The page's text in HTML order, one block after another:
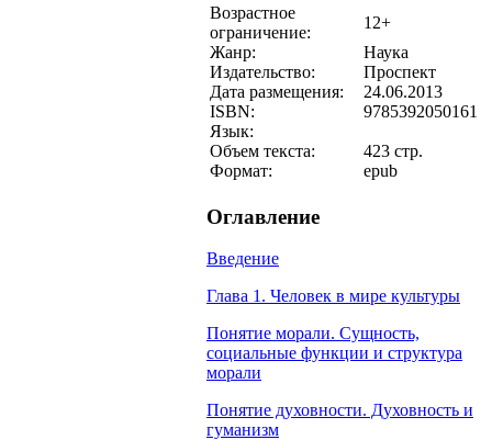
Возрастное
ограничение:
12+
Жанр:
Наука
Издательство:
Проспект
Дата размещения:
24.06.2013
ISBN:
9785392050161
Язык:
Объем текста:
423 стр.
Формат:
epub
Оглавление
Введение
Глава 1. Человек в мире культуры
Понятие морали. Сущность,
социальные функции и структура
морали
Понятие духовности. Духовность и
гуманизм